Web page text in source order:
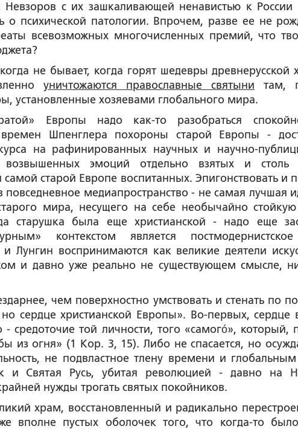
с их зашкаливающей ненавистью к России
о психической патологии. Впрочем, разве ее не
всевозможных многочисленных премий, что
не бывает, когда горят шедевры древнерусской
уничтожаются православные святыни там,
установленные хозяевами глобального мира.
Европы надо как-то разобраться
Шпенглера похороны старой Европы -
на рафинированных научных и научно-
возвышенных эмоций отдельно взятых и
самой старой Европе воспитанных. Эпигонствовать и
повседневное медиапространство - не самая лучшая
мира, несущего на себе необычайно
старушка была еще христианской - надо еще
контекстом является
Лунгин воспринимаются как великие деятели
и давно уже реально не существующем смысле,
чем поверхностно умствовать и стенать по
сердце христианской Европы». Во-первых,
средоточие той личности, того «самогó», который,
из огня» (1 Кор. 3, 15). Либо не спасается, но
не подвластное тлену времени и
и Святая Русь, убитая революцией - давно на
нужды трогать святых покойников.
храм, восстановленный и радикально
вполне пустых оболочек того, что когда-то